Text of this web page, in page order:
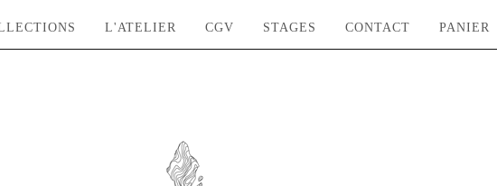
L'ATELIER CGV STAGES CONTACT PANIER